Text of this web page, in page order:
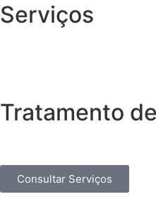
Serviços
Tratamento
Consultar Serviços